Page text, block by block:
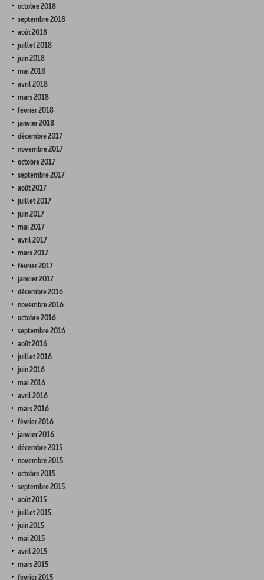
octobre 2018
septembre 2018
août 2018
juillet 2018
juin 2018
mai 2018
avril 2018
mars 2018
février 2018
janvier 2018
décembre 2017
novembre 2017
octobre 2017
septembre 2017
août 2017
juillet 2017
juin 2017
mai 2017
avril 2017
mars 2017
février 2017
janvier 2017
décembre 2016
novembre 2016
octobre 2016
septembre 2016
août 2016
juillet 2016
juin 2016
mai 2016
avril 2016
mars 2016
février 2016
janvier 2016
décembre 2015
novembre 2015
octobre 2015
septembre 2015
août 2015
juillet 2015
juin 2015
mai 2015
avril 2015
mars 2015
février 2015